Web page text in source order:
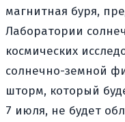
магнитная буря,
Лаборатории
космических
солнечно-земной
шторм, который
7 июля, не будет